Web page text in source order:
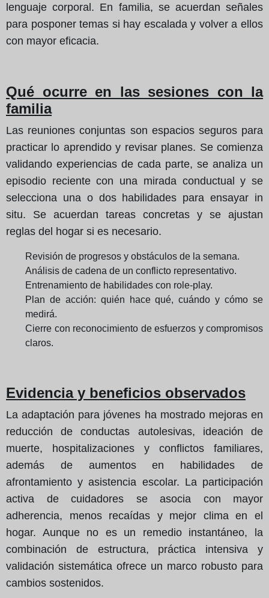
lenguaje corporal. En familia, se acuerdan señales
para posponer temas si hay escalada y volver a ellos
con mayor eficacia.
Qué ocurre en las sesiones con la
familia
Las reuniones conjuntas son espacios seguros para
practicar lo aprendido y revisar planes. Se comienza
validando experiencias de cada parte, se analiza un
episodio reciente con una mirada conductual y se
selecciona una o dos habilidades para ensayar in
situ. Se acuerdan tareas concretas y se ajustan
reglas del hogar si es necesario.
Revisión de progresos y obstáculos de la semana.
Análisis de cadena de un conflicto representativo.
Entrenamiento de habilidades con role-play.
Plan de acción: quién hace qué, cuándo y cómo se
medirá.
Cierre con reconocimiento de esfuerzos y compromisos
claros.
Evidencia y beneficios observados
La adaptación para jóvenes ha mostrado mejoras en
reducción de conductas autolesivas, ideación de
muerte, hospitalizaciones y conflictos familiares,
además de aumentos en habilidades de
afrontamiento y asistencia escolar. La participación
activa de cuidadores se asocia con mayor
adherencia, menos recaídas y mejor clima en el
hogar. Aunque no es un remedio instantáneo, la
combinación de estructura, práctica intensiva y
validación sistemática ofrece un marco robusto para
cambios sostenidos.